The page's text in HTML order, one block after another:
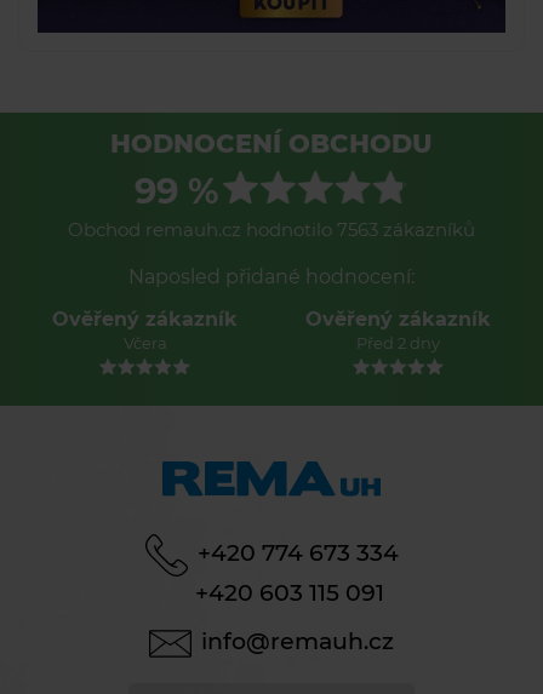
HODNOCENÍ OBCHODU
99 %
Obchod remauh.cz hodnotilo 7563 zákazníků
Naposled přidané hodnocení:
Ověřený zákazník
Před 2 dny
Ověřený zákazník
Před 2 dny
+420 774 673 334
+420 603 115 091
info@remauh.cz